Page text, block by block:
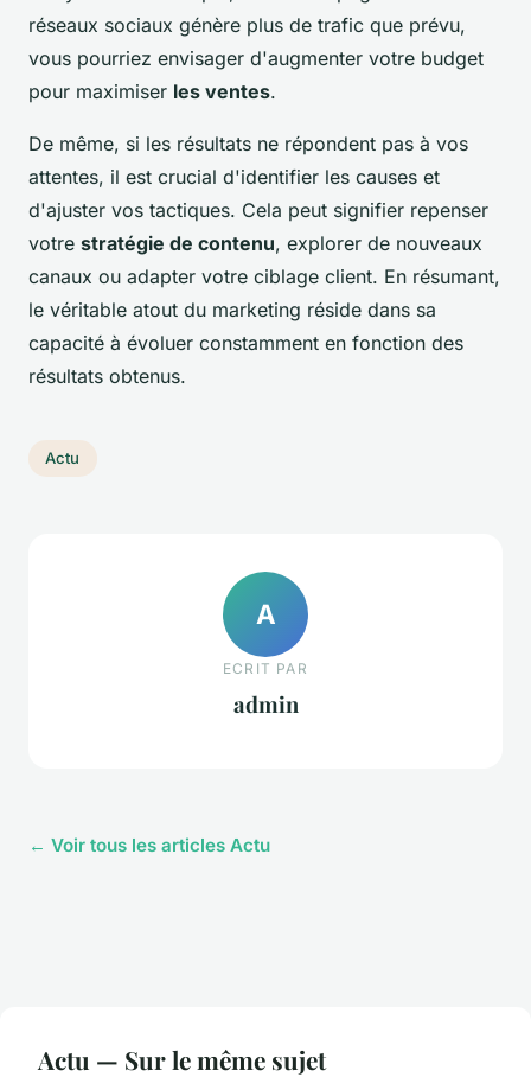
réseaux sociaux génère plus de trafic que prévu,
vous pourriez envisager d'augmenter votre budget
pour maximiser les ventes.
De même, si les résultats ne répondent pas à vos
attentes, il est crucial d'identifier les causes et
d'ajuster vos tactiques. Cela peut signifier repenser
votre stratégie de contenu, explorer de nouveaux
canaux ou adapter votre ciblage client. En résumant,
le véritable atout du marketing réside dans sa
capacité à évoluer constamment en fonction des
résultats obtenus.
Actu
A
ECRIT PAR
admin
← Voir tous les articles Actu
Actu — Sur le même sujet